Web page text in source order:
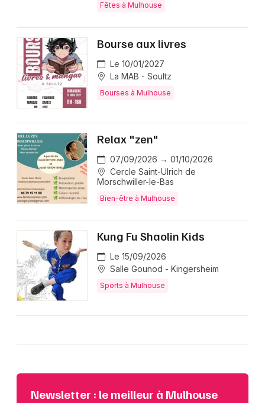
Fêtes à Mulhouse
Bourse aux livres
Le 10/01/2027
La MAB - Soultz
Bourses à Mulhouse
Relax "zen"
07/09/2026 → 01/10/2026
Cercle Saint-Ulrich de
Morschwiller-le-Bas
Bien-être à Mulhouse
Kung Fu Shaolin Kids
Le 15/09/2026
Salle Gounod - Kingersheim
Sports à Mulhouse
Newsletter : le meilleur à Mulhouse